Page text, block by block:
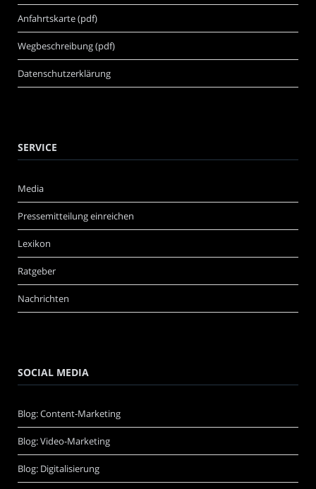
Anfahrtskarte (pdf)
Wegbeschreibung (pdf)
Datenschutzerklärung
SERVICE
Media
Pressemitteilung einreichen
Lexikon
Ratgeber
Nachrichten
SOCIAL MEDIA
Blog: Content-Marketing
Blog: Video-Marketing
Blog: Digitalisierung